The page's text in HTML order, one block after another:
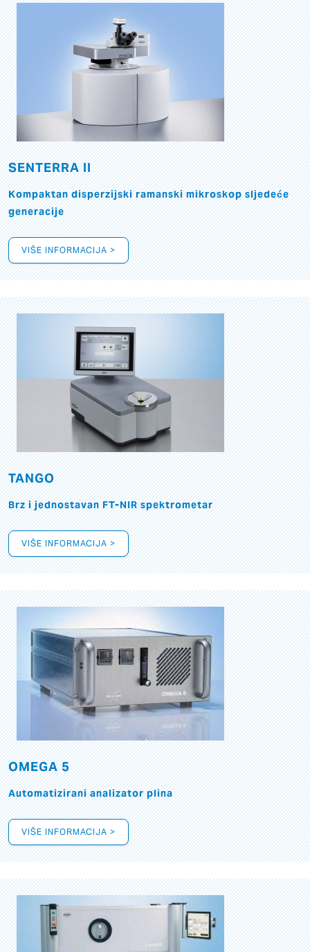
SENTERRA II
Kompaktan disperzijski ramanski mikroskop sljedeće
generacije
VIŠE INFORMACIJA >
TANGO
Brz i jednostavan FT-NIR spektrometar
VIŠE INFORMACIJA >
OMEGA 5
Automatizirani analizator plina
VIŠE INFORMACIJA >